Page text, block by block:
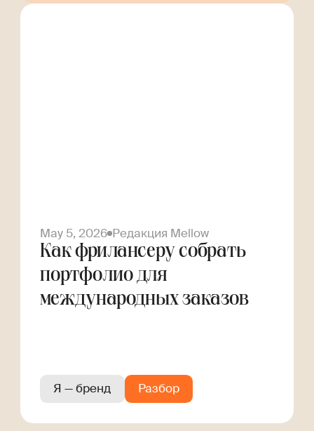
May 5, 2026 Редакция Mellow
Как фрилансеру собрать
портфолио для
международных заказов
Я — бренд Разбор